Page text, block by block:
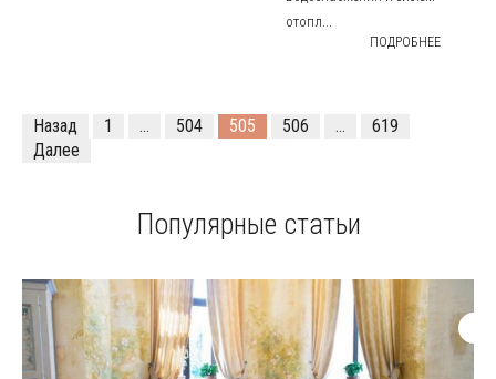
отопл...
ПОДРОБНЕЕ
Назад 1 … 504 505 506 …
619
Далее
Популярные статьи